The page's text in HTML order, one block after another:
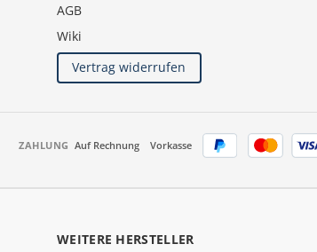
AGB
Wiki
Vertrag widerrufen
ZAHLUNG Auf Rechnung Vorkasse
WEITERE HERSTELLER